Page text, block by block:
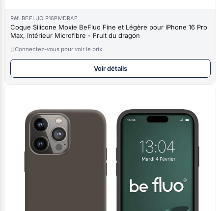
Réf. BEFLUOIP16PMDRAF
Coque Silicone Moxie BeFluo Fine et Légère pour iPhone 16 Pro
Max, Intérieur Microfibre - Fruit du dragon
Connectez-vous pour voir le prix
Voir détails